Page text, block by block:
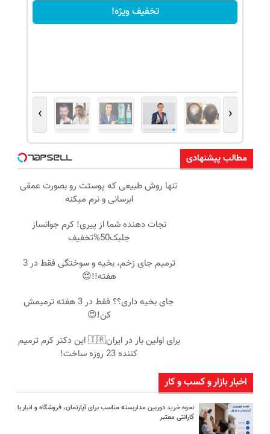
تخفیف ویژه!
‹
›
مطالب پیشنهادی
تنها روش طبیعی که پوستت رو بصورت عمقی
ابرسانی و نرم میکنه
نجات دهنده شما از پیری! کرم جوانساز
جلبک50%تخفیف
ترمیم جای زخم، بخیه و سوختگی فقط در 3
هفته!!😍
جای بخیه داری؟؟ فقط در 3 هفته ترمیمش
کن!😍
برای اولین بار در ایران🇮🇷 این دکتر کرم ترمیم
کننده 23 روزه ساخت!
اخبار بازار و کسب و کار
نحوه خرید دوربین مداربسته مناسب برای آپارتمان، فروشگاه و انبار با
گارانتی معتبر